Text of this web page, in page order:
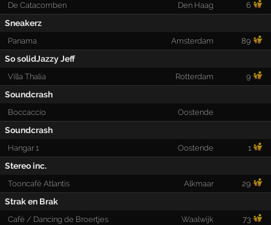
De Catacomben Den Haag 6
Sneakerz
Panama Amsterdam 89
So solidJazzy Jeff
Villa Thalia Rotterdam 9
Soundcrash
Boccaccio Oostende
Soundcrash
Hangar 1 Oostende 1
Stereo inc.
Tooncafé Atlantis Alkmaar 29
Strak en Brak
Café / Dancing de Broertjes Waalwijk 73